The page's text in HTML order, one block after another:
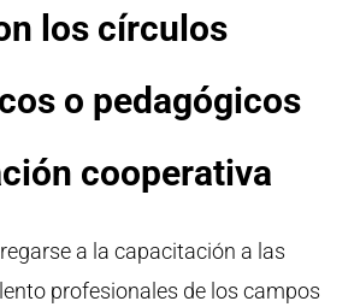
los círculos
o pedagógicos
cooperativa
a la capacitación a las
profesionales de los campos